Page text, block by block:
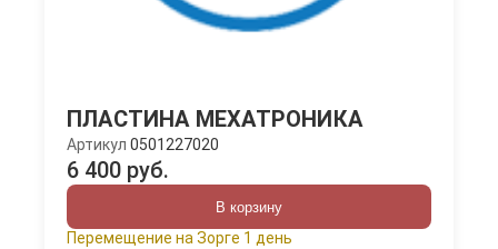
ПЛАСТИНА МЕХАТРОНИКА
Артикул 0501227020
6 400 руб.
В корзину
Перемещение на Зорге 1 день